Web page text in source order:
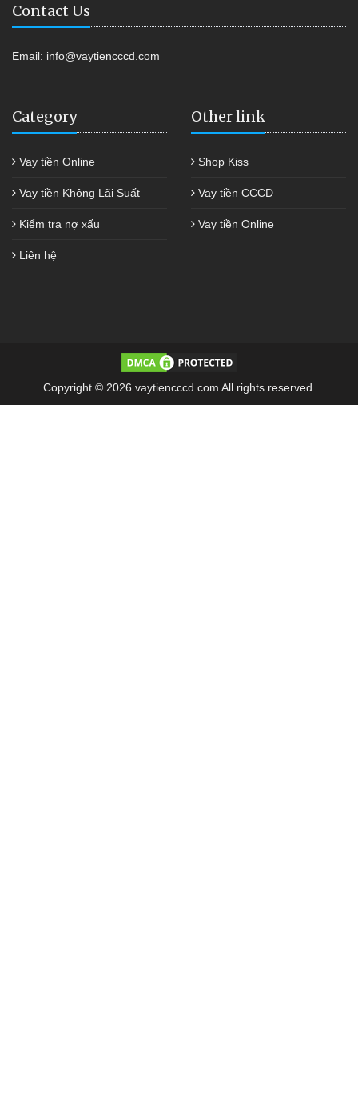
Contact Us
Email: info@vaytiencccd.com
Category
Vay tiền Online
Vay tiền Không Lãi Suất
Kiểm tra nợ xấu
Liên hệ
Other link
Shop Kiss
Vay tiền CCCD
Vay tiền Online
Copyright © 2026 vaytiencccd.com All rights reserved.